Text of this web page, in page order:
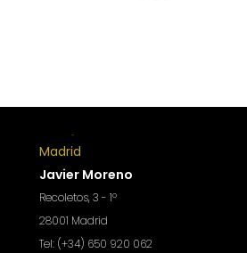
Madrid
Javier Moreno
Recoletos, 3 - 1º
28001 Madrid
Tel: (+34) 650 920 062